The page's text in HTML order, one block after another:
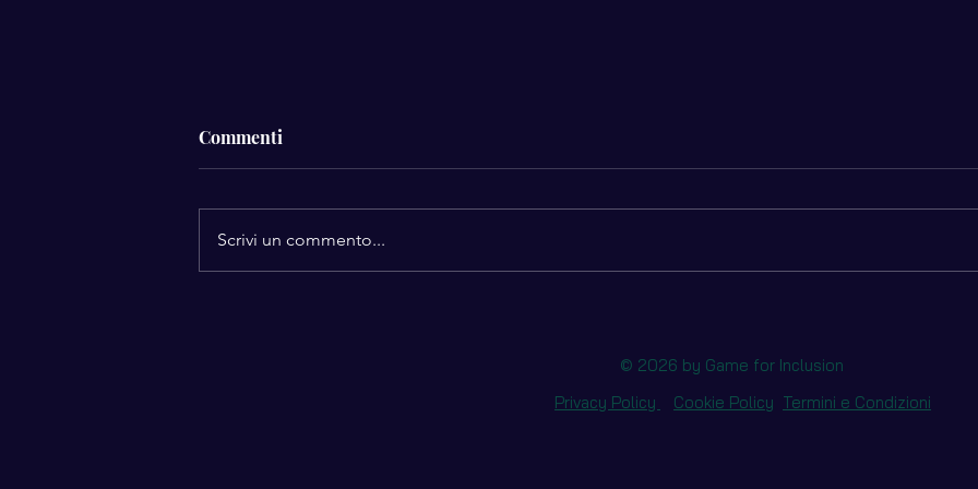
streghe!
Commenti
Scrivi un commento...
© 2026 by Game for Inclusion
Privacy Policy
Cookie Policy Termini e Condizioni